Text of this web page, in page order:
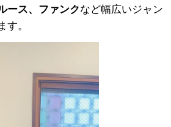
ース、ファンクなど幅広いジャン
す。